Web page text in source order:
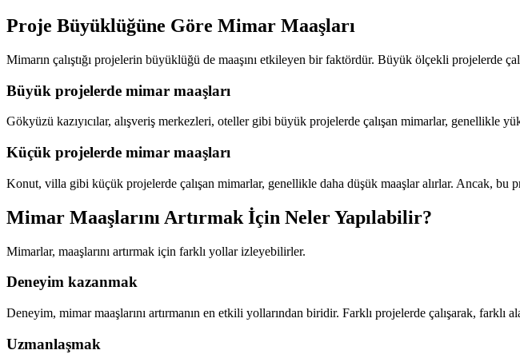
Proje Büyüklüğüne Göre Mimar Maaşları
Mimarın çalıştığı projelerin büyüklüğü de maaşını etkileyen bir faktördür. Büyük ölçekli projelerde
Büyük projelerde mimar maaşları
Gökyüzü kazıyıcılar, alışveriş merkezleri, oteller gibi büyük projelerde çalışan mimarlar, genellikle
Küçük projelerde mimar maaşları
Konut, villa gibi küçük projelerde çalışan mimarlar, genellikle daha düşük maaşlar alırlar. Ancak,
Mimar Maaşlarını Artırmak İçin Neler Yapılabilir?
Mimarlar, maaşlarını artırmak için farklı yollar izleyebilirler.
Deneyim kazanmak
Deneyim, mimar maaşlarını artırmanın en etkili yollarından biridir. Farklı projelerde çalışarak, farklı
Uzmanlaşmak